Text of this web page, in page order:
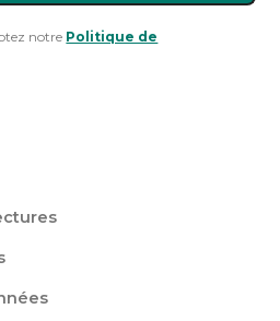
notre Politique de